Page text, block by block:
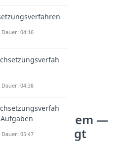
Ziegenproblem —
Intuition trügt
04:16
Dauer: 04:38
05:47